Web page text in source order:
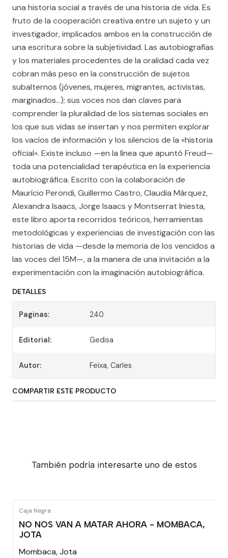
una historia social a través de una historia de vida. Es
fruto de la cooperación creativa entre un sujeto y un
investigador, implicados ambos en la construcción de
una escritura sobre la subjetividad. Las autobiografías
y los materiales procedentes de la oralidad cada vez
cobran más peso en la construcción de sujetos
subalternos (jóvenes, mujeres, migrantes, activistas,
marginados…); sus voces nos dan claves para
comprender la pluralidad de los sistemas sociales en
los que sus vidas se insertan y nos permiten explorar
los vacíos de información y los silencios de la «historia
oficial». Existe incluso —en la línea que apuntó Freud—
toda una potencialidad terapéutica en la experiencia
autobiográfica. Escrito con la colaboración de
Maurício Perondi, Guillermo Castro, Claudia Márquez,
Alexandra Isaacs, Jorge Isaacs y Montserrat Iniesta,
este libro aporta recorridos teóricos, herramientas
metodológicas y experiencias de investigación con las
historias de vida —desde la memoria de los vencidos a
las voces del 15M—, a la manera de una invitación a la
experimentación con la imaginación autobiográfica.
DETALLES
Paginas: 240
Editorial: Gedisa
Autor: Feixa, Carles
COMPARTIR ESTE PRODUCTO
También podría interesarte uno de estos
Caja Negra
NO NOS VAN A MATAR AHORA - MOMBACA,
JOTA
Mombaca, Jota